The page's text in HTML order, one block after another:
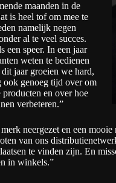
maanden in de
is heel tof om mee te
namelijk negen
al te veel succes.
een speer. In een jaar
weten te bedienen
jaar groeien we hard,
ook genoeg tijd over om
en over hoe
verbeteren.”
neergezet en een
van ons
te vinden zijn. En
in winkels.”